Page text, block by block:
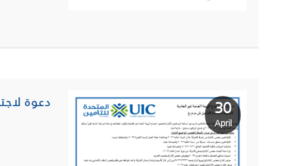
30
April
دعوة